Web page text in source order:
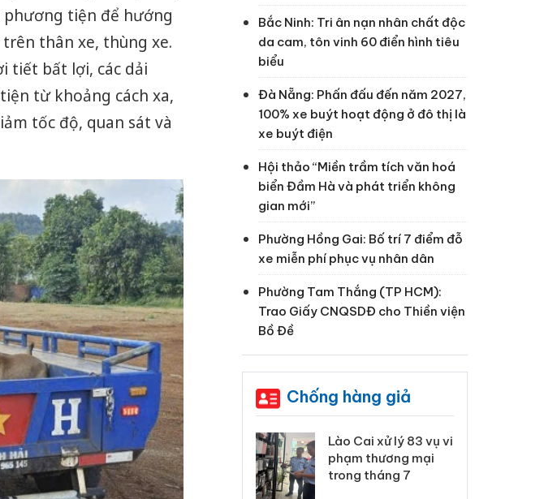
phương tiện để hướng
thân xe, thùng xe.
tiết bất lợi, các dải
từ khoảng cách xa,
tốc độ, quan sát và
Bắc Ninh: Tri ân nạn nhân chất độc
da cam, tôn vinh 60 điển hình tiêu
biểu
Đà Nẵng: Phấn đấu đến năm 2027,
100% xe buýt hoạt động ở đô thị là
xe buýt điện
Hội thảo “Miền trầm tích văn hoá
biển Đầm Hà và phát triển không
gian mới”
Phường Hồng Gai: Bố trí 7 điểm đỗ
xe miễn phí phục vụ nhân dân
Phường Tam Thắng (TP HCM):
Trao Giấy CNQSDĐ cho Thiền viện
Bồ Đề
Chống hàng giả
Công an Thanh Hóa
tìm bị hại trong vụ
án sản xuất, buôn
bán yến sào giả
Lào Cai xử lý 83 vụ vi
phạm thương mại
trong tháng 7